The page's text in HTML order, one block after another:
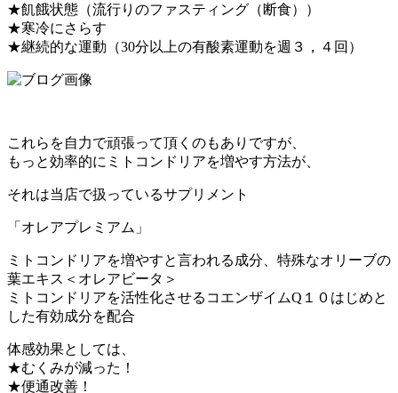
★飢餓状態（流行りのファスティング（断食））
★寒冷にさらす
★継続的な運動（30分以上の有酸素運動を週３，４回）
これらを自力で頑張って頂くのもありですが、
もっと効率的にミトコンドリアを増やす方法が、
それは当店で扱っているサプリメント
「オレアプレミアム」
ミトコンドリアを増やすと言われる成分、特殊なオリーブの
葉エキス＜オレアビータ＞
ミトコンドリアを活性化させるコエンザイムQ１０はじめと
した有効成分を配合
体感効果としては、
★むくみが減った！
★便通改善！